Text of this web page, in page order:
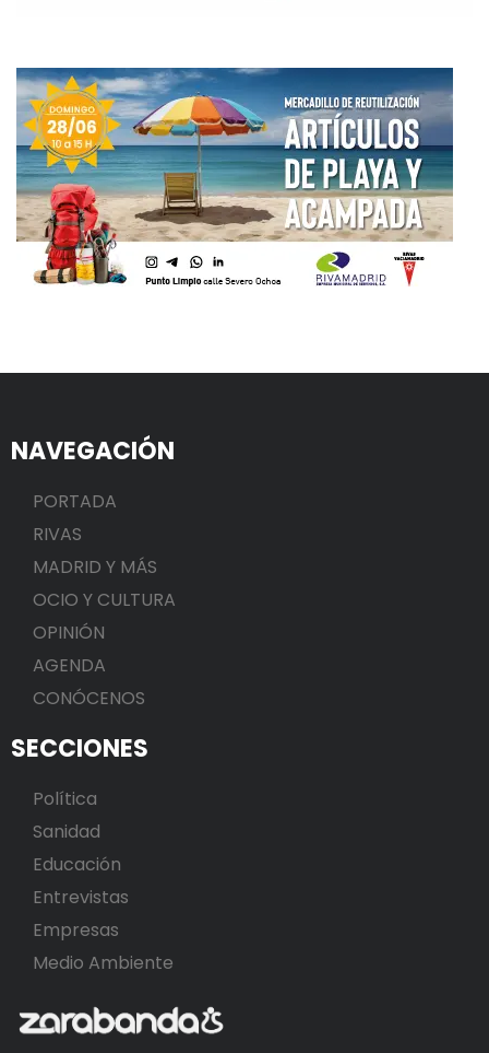
NAVEGACIÓN
PORTADA
RIVAS
MADRID Y MÁS
OCIO Y CULTURA
OPINIÓN
AGENDA
CONÓCENOS
SECCIONES
Política
Sanidad
Educación
Entrevistas
Empresas
Medio Ambiente